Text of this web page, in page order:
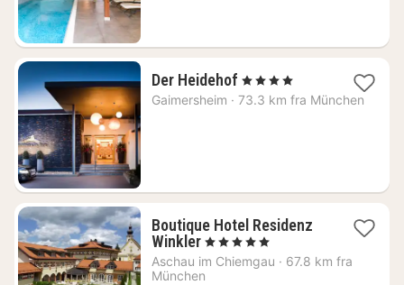
Der Heidehof 1
natt
, 4 Stjerner
Gaimersheim · 73.3 km fra München
Boutique Hotel Residenz
Winkler1
natt
fra
, 5 Stjerner
Aschau im Chiemgau · 67.8 km fra
München